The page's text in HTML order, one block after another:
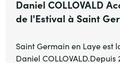
Daniel COLLOVALD
de l'Estival à Saint
Saint Germain en Laye est
Daniel